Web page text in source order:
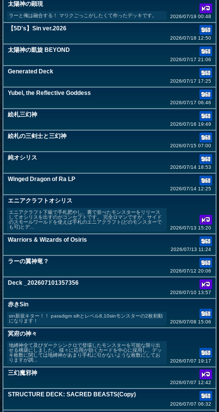
太陽神の顕現
ラーと俺は融合する！ マリクごっこがしたくて作ったデッキです。 2026/07/19 00:48
【5D's】Sin ver.2026
2026/07/18 12:50
太陽神の凱旋 BEYOND
2026/07/17 21:06
Generated Deck
2026/07/17 17:25
Yubel, the Reflective Goddess
2026/07/17 06:46
絵札三幻神
2026/07/16 19:49
絵札の三剣士と三幻神
2026/07/15 07:00
純オシリス
2026/07/14 18:53
Winged Dragon of Ra LP
2026/07/14 12:25
エニアクラフトオシリス
エニアクラフト下級で手札肥やし、裏で並べたモンスターをリリース
してオシリスを出すのがコンセプトです。 完全ロマンですが、サイド
のスモールワールドを使えば手札のエニアクラフト(どのモンスターで
も可)とデ...
2026/07/13 15:20
Warriors & Wizards of Osiris
2026/07/13 11:24
ラーの翼神竜？
2026/07/12 20:06
Deck _202607101357356
2026/07/10 13:57
赤きSin
sin新規キター！！ paradigm siftとレベル8,10sinモンスターの2枚初動
になります！
2026/07/08 15:06
冥府の神々
地縛神全て及びダークシンクロで登場したモンスターを可能な限り出
せる構築にしました。 様々に応用が効くカードを中心に採用し、デッ
キ枚数に関しては地縛神があまり手札に引かないような枚数にしてお
りますが調...
2026/07/07 19:17
三幻魔邪神
2026/07/07 12:42
STRUCTURE DECK: SACRED BEASTS(Copy)
2026/07/07 06:32